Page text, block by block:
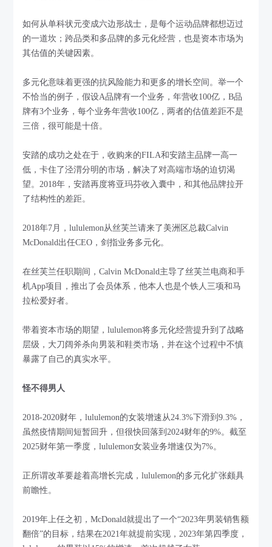
如何从单科状元变成六边形战士，是每个运动品牌都想迈过
的一道坎；跨品类和多品牌的多元化经营，也是资本市场为
其估值的关键因素。
多元化意味着更强的抗风险能力和更多的增长空间。举一个
不恰当的例子，假设A品牌有一个业务，年营收100亿，B品
牌有3个业务，每个业务年营收100亿，两者的估值差距不是
三倍，很可能是十倍。
安踏的成功之处在于，收购来的FILA和安踏主品牌一高一
低，卡住了泾渭分明的市场，解决了对高端市场的迫切渴
望。2018年，安踏再度将亚玛芬收入囊中，和其他品牌拉开
了结构性的差距。
2018年7月，lululemon从丝芙兰请来了美洲区总裁Calvin
McDonald出任CEO，剑指业务多元化。
在丝芙兰任职期间，Calvin McDonald主导了丝芙兰电商和手
机App项目，推出了会员体系，他本人也是个铁人三项和马
拉松爱好者。
带着资本市场的期望，lululemon将多元化经营提升到了战略
层级，大刀阔斧杀向男装和鞋类市场，并在这个过程中不慎
暴露了自己的真实水平。
怪不得男人
2018-2020财年，lululemon的女装增速从24.3%下滑到9.3%，
虽然疫情期间短暂回升，但很快回落到2024财年的9%。截至
2025财年第一季度，lululemon女装业务增速仅为7%。
正所谓改革要趁着高增长完成，lululemon的多元化扩张颇具
前瞻性。
2019年上任之初，McDonald就提出了一个“2023年男装销售额
翻倍”的目标，结果在2021年就提前实现，2023年第四季度，